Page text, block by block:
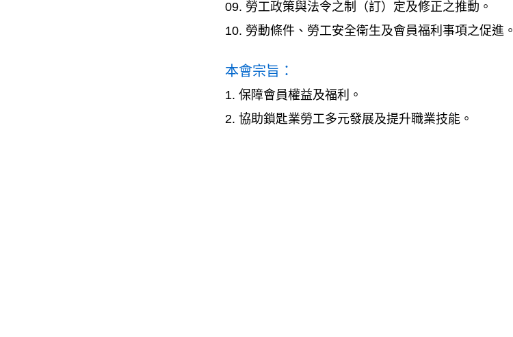
09. 勞工政策與法令之制（訂）定及修正之推動。
10. 勞動條件、勞工安全衛生及會員福利事項之促進。
本會宗旨：
1. 保障會員權益及福利。
2. 協助鎖匙業勞工多元發展及提升職業技能。